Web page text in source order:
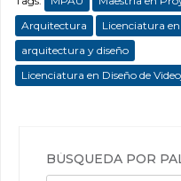
Arquitectura
Licenciatura
arquitectura y diseño
Licenciatura en Diseño de
BÚSQUEDA POR